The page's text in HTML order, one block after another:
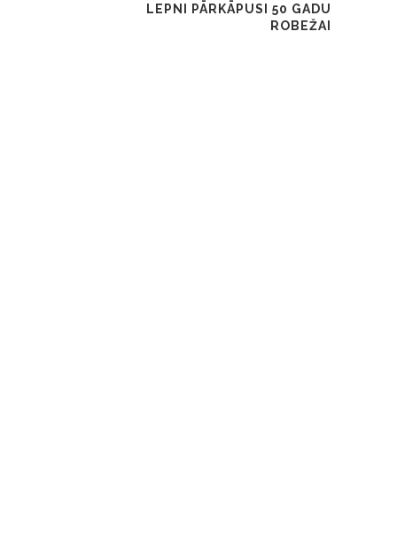
LEPNI PĀRKĀPUSI 50 GADU
ROBEŽAI